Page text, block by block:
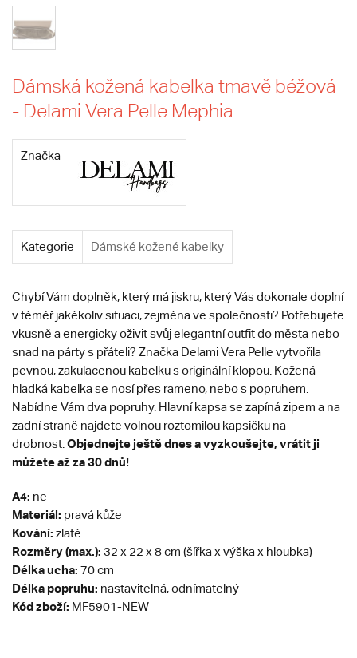
Dámská kožená kabelka tmavě béžová
- Delami Vera Pelle Mephia
Značka
Kategorie Dámské kožené kabelky
Chybí Vám doplněk, který má jiskru, který Vás dokonale doplní
v téměř jakékoliv situaci, zejména ve společnosti? Potřebujete
vkusně a energicky oživit svůj elegantní outfit do města nebo
snad na párty s přáteli? Značka Delami Vera Pelle vytvořila
pevnou, zakulacenou kabelku s originální klopou. Kožená
hladká kabelka se nosí přes rameno, nebo s popruhem.
Nabídne Vám dva popruhy. Hlavní kapsa se zapíná zipem a na
zadní straně najdete volnou roztomilou kapsičku na
drobnost. Objednejte ještě dnes a vyzkoušejte, vrátit ji
můžete až za 30 dnů!
A4: ne
Materiál: pravá kůže
Kování: zlaté
Rozměry (max.): 32 x 22 x 8 cm (šířka x výška x hloubka)
Délka ucha: 70 cm
Délka popruhu: nastavitelná, odnímatelný
Kód zboží: MF5901-NEW